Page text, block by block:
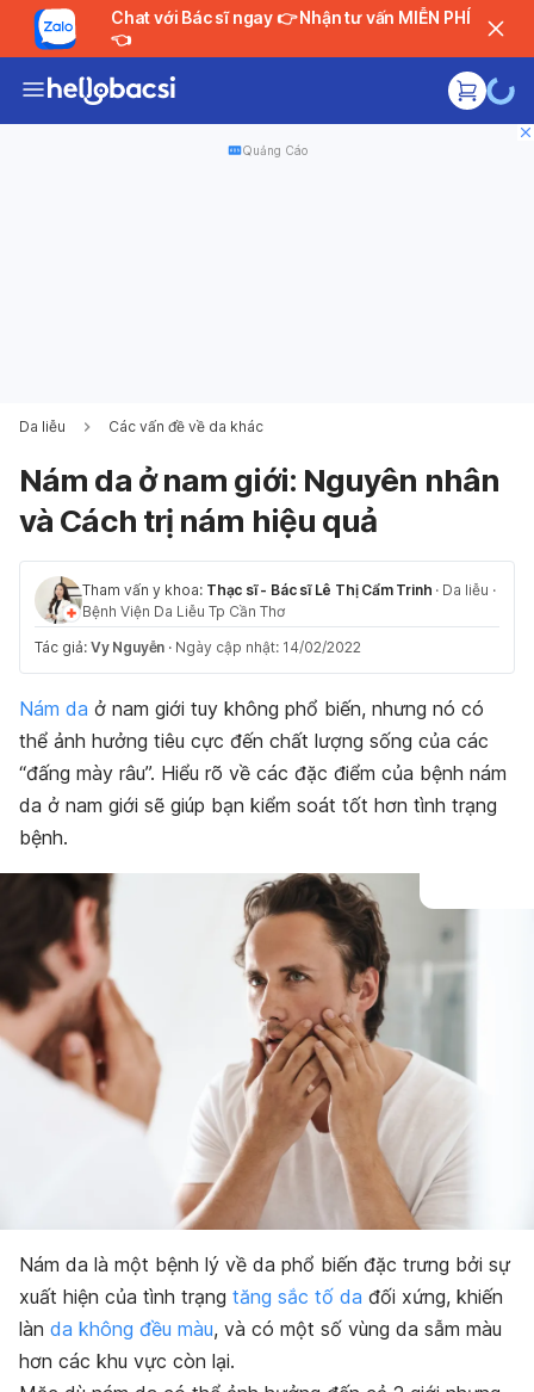
Chat với Bác sĩ ngay 👉 Nhận tư vấn MIỄN PHÍ
👈
Quảng Cáo
Da liễu Các vấn đề về da khác
Nám da ở nam giới: Nguyên nhân
và Cách trị nám hiệu quả
Tham vấn y khoa: Thạc sĩ - Bác sĩ Lê Thị Cẩm Trinh · Da liễu ·
Bệnh Viện Da Liễu Tp Cần Thơ
Tác giả: Vy Nguyễn · Ngày cập nhật: 14/02/2022
Nám da ở nam giới tuy không phổ biến, nhưng nó có
thể ảnh hưởng tiêu cực đến chất lượng sống của các
“đấng mày râu”. Hiểu rõ về các đặc điểm của bệnh nám
da ở nam giới sẽ giúp bạn kiểm soát tốt hơn tình trạng
bệnh.
Nám da là một bệnh lý về da phổ biến đặc trưng bởi sự
xuất hiện của tình trạng tăng sắc tố da đối xứng, khiến
làn da không đều màu, và có một số vùng da sẫm màu
hơn các khu vực còn lại.